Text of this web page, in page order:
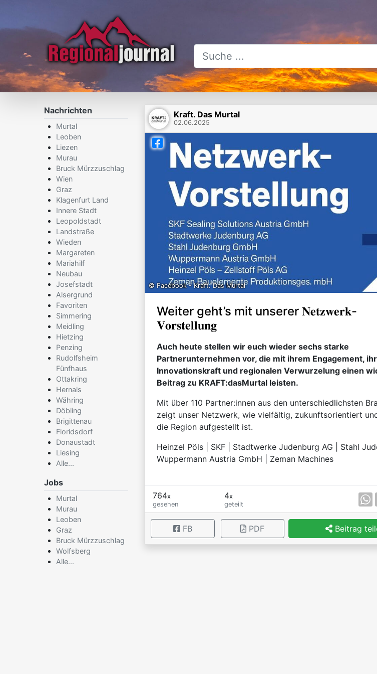
Nachrichten
Murtal
Leoben
Liezen
Murau
Bruck Mürzzuschlag
Wien
Graz
Klagenfurt Land
Innere Stadt
Leopoldstadt
Landstraße
Wieden
Margareten
Mariahilf
Neubau
Josefstadt
Alsergrund
Favoriten
Simmering
Meidling
Hietzing
Penzing
Rudolfsheim
Fünfhaus
Ottakring
Hernals
Währing
Döbling
Brigittenau
Floridsdorf
Donaustadt
Liesing
Alle...
Jobs
Murtal
Murau
Leoben
Graz
Bruck Mürzzuschlag
Wolfsberg
Alle...
Kraft. Das Murtal
02.06.2025
© Facebook - Kraft. Das Murtal
Weiter geht’s mit unserer 𝐍𝐞𝐭𝐳𝐰𝐞𝐫𝐤-
𝐕𝐨𝐫𝐬𝐭𝐞𝐥𝐥𝐮𝐧𝐠
Auch heute stellen wir euch wieder sechs starke
Partnerunternehmen vor, die mit ihrem Engagement,
Innovationskraft und regionalen Verwurzelung einen
Beitrag zu KRAFT:dasMurtal leisten.
Mit über 110 Partner:innen aus den unterschiedlichsten
zeigt unser Netzwerk, wie vielfältig, zukunftsorientiert
die Region aufgestellt ist.
Heinzel Pöls | SKF | Stadtwerke Judenburg AG | Stahl
Wuppermann Austria GmbH | Zeman Machines
764x
gesehen
4x
geteilt
FB PDF Beitrag